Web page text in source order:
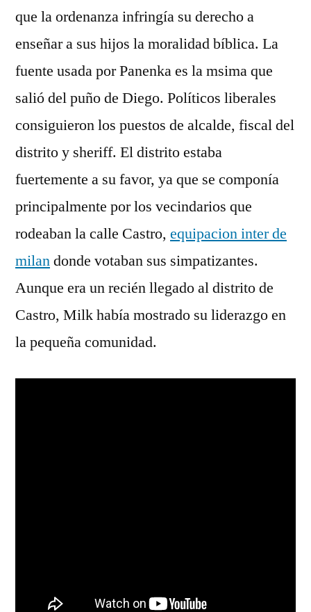
que la ordenanza infringía su derecho a
enseñar a sus hijos la moralidad bíblica. La
fuente usada por Panenka es la msima que
salió del puño de Diego. Políticos liberales
consiguieron los puestos de alcalde, fiscal del
distrito y sheriff. El distrito estaba
fuertemente a su favor, ya que se componía
principalmente por los vecindarios que
rodeaban la calle Castro, equipacion inter de
milandonde votaban sus simpatizantes.
Aunque era un recién llegado al distrito de
Castro, Milk había mostrado su liderazgo en
la pequeña comunidad.